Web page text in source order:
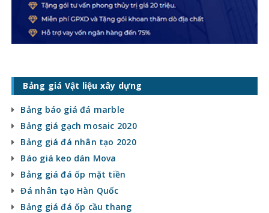
Bảng giá Vật liệu xây dựng
Bảng báo giá đá marble
Bảng giá gạch mosaic 2020
Bảng giá đá nhân tạo 2020
Báo giá keo dán Mova
Bảng giá đá ốp mặt tiền
Đá nhân tạo Hàn Quốc
Bảng giá đá ốp cầu thang